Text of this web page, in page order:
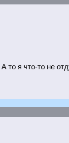
я что-то не